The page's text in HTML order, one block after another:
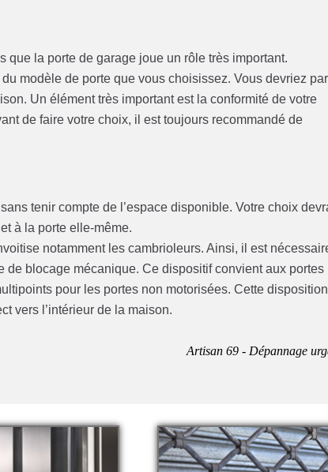
que la porte de garage joue un rôle très important.
modèle de porte que vous choisissez. Vous devriez par
Un élément très important est la conformité de votre
de faire votre choix, il est toujours recommandé de
tenir compte de l’espace disponible. Votre choix
à la porte elle-même.
notamment les cambrioleurs. Ainsi, il est
de blocage mécanique. Ce dispositif convient aux portes
pour les portes non motorisées. Cette disposition
vers l’intérieur de la maison.
Artisan 69 - Dépannage